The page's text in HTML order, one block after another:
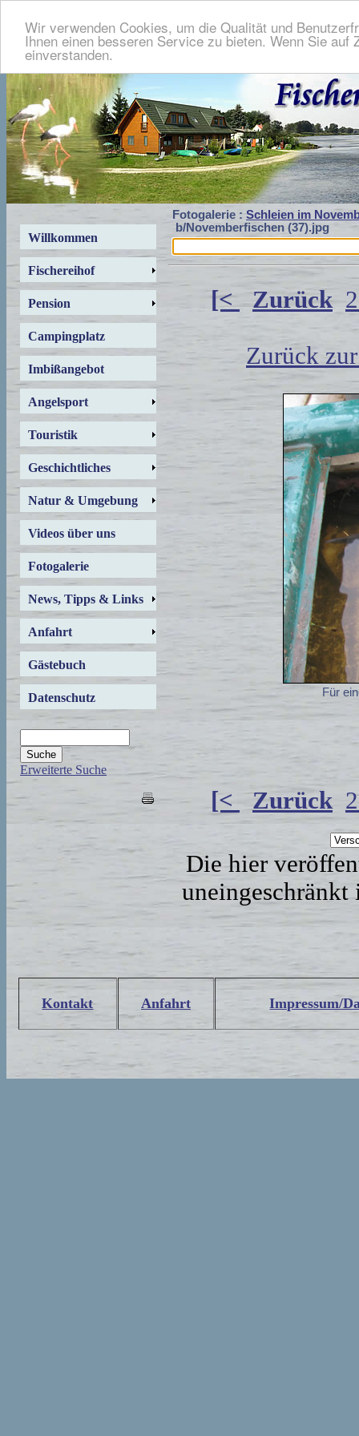
Wir verwenden Cookies, um die Qualität und
Ihnen einen besseren Service zu bieten. Wenn Sie
einverstanden.
Willkommen
Fischereihof
Pension
Campingplatz
Imbißangebot
Angelsport
Touristik
Geschichtliches
Natur & Umgebung
Videos über uns
Fotogalerie
News, Tipps & Links
Anfahrt
Gästebuch
Datenschutz
Erweiterte Suche
Fotogalerie : Schleien im
b/Novemberfischen (37).jpg
[< Zurück
Zurück
Für
[< Zurück
Die hier
Kontakt Anfahrt Impressum/